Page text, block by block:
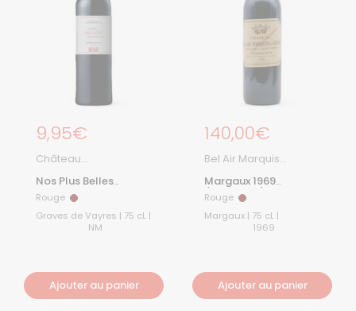
Prix régulier
9,95€
Château
Nos Plus Belles
Années
Rouge Rouge
Graves de Vayres | 75 cL |
NM
Ajouter au panier
Prix régulier
140,00€
Bel Air Marquis
Margaux 1969
(Collector)
Rouge Rouge
Margaux | 75 cL |
1969
Ajouter au panier